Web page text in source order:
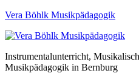
Vera Böhlk Musikpädagogik
Instrumentalunterricht,
Musikpädagogik in Bernburg